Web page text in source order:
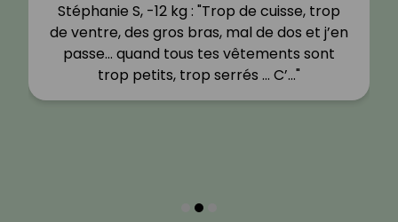
Hélène G, -10 kg : "Bonjour,Je m'appelle
Hélène, j'ai 66 ans, mariée 2 filles et 6
petits fils. J'habite à Commelle Vernay
dans la Loire et je suis à la…"